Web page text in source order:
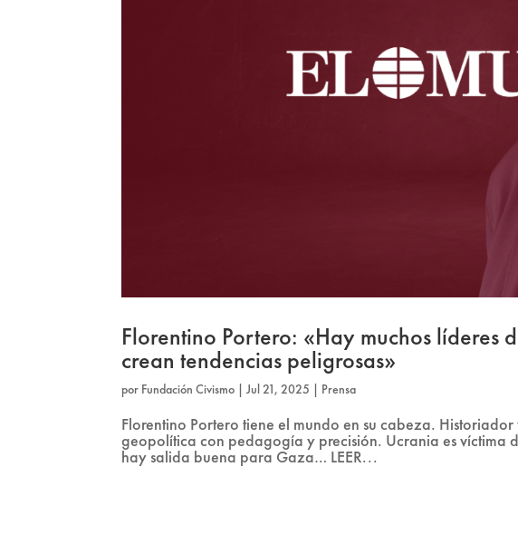
Florentino Portero: «Hay muchos líderes
crean tendencias peligrosas»
por Fundación Civismo |Jul 21, 2025 | Prensa
Florentino Portero tiene el mundo en su cabeza.
geopolítica con pedagogía y precisión. Ucrania es víctima
hay salida buena para Gaza… LEER...